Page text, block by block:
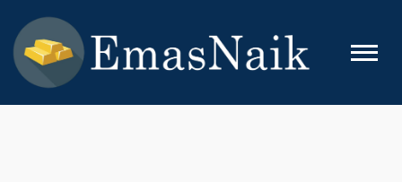
content
EMASNAIK
Topik Seputar Emas